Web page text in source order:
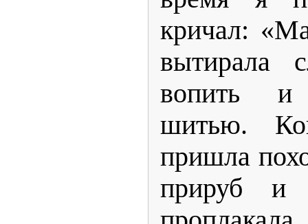
кричал:
вытирала
вопить и
шитью.
пришла
прируб и